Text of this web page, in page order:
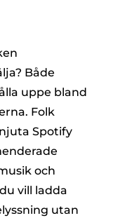
Både
uppe bland
Folk
Spotify
och
vill ladda
utan